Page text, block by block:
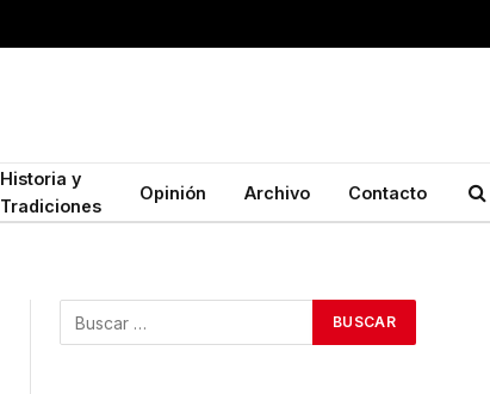
Historia y
Tradiciones
Opinión Archivo Contacto